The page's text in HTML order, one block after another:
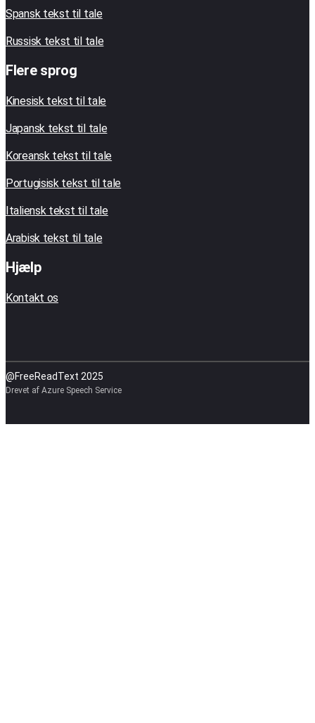
Spansk tekst til tale
Russisk tekst til tale
Flere sprog
Kinesisk tekst til tale
Japansk tekst til tale
Koreansk tekst til tale
Portugisisk tekst til tale
Italiensk tekst til tale
Arabisk tekst til tale
Hjælp
Kontakt os
@FreeReadText 2025
Drevet af Azure Speech Service